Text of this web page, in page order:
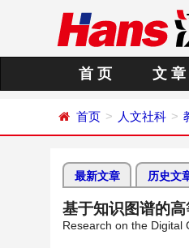
首 页 文 章
首页 人文社科
最新文章 历史文
基于知识图谱的
Research on the Digital